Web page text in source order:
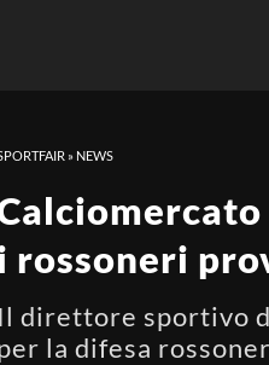
» NEWS
rossoneri
Il direttore sportivo
la difesa